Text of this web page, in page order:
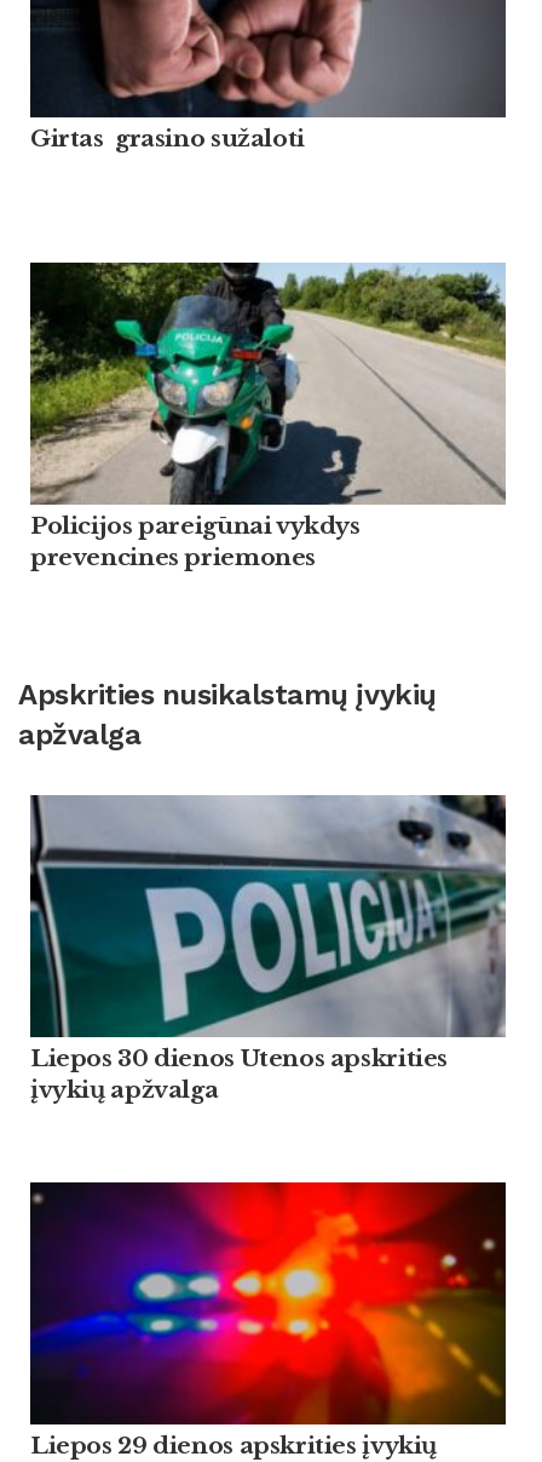
Girtas grasino sužaloti
Policijos pareigūnai vykdys
prevencines priemones
Apskrities nusikalstamų įvykių
apžvalga
Liepos 30 dienos Utenos apskrities
įvykių apžvalga
Liepos 29 dienos apskrities įvykių